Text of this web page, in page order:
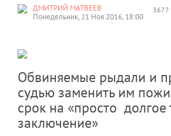
ДМИТРИЙ МАТВЕЕВ
Понедельник, 21 Ноя 2016, 18:00
Обвиняемые рыдали и
судью заменить им
срок на «просто
заключение»